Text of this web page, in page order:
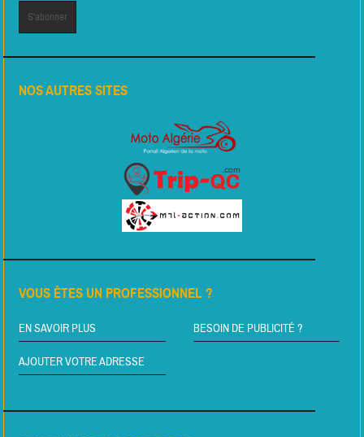
NOS AUTRES SITES
VOUS ÊTES UN PROFESSIONNEL ?
EN SAVOIR PLUS BESOIN DE PUBLICITÉ ?
AJOUTER VOTRE ADRESSE